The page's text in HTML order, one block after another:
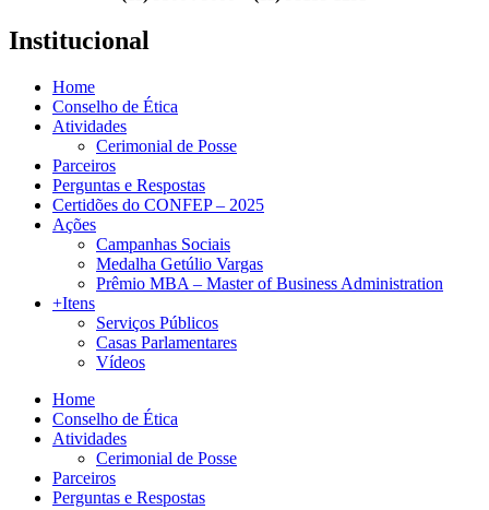
Institucional
Home
Conselho de Ética
Atividades
Cerimonial de Posse
Parceiros
Perguntas e Respostas
Certidões do CONFEP – 2025
Ações
Campanhas Sociais
Medalha Getúlio Vargas
Prêmio MBA – Master of Business Administration
+Itens
Serviços Públicos
Casas Parlamentares
Vídeos
Home
Conselho de Ética
Atividades
Cerimonial de Posse
Parceiros
Perguntas e Respostas